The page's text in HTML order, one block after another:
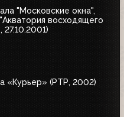
"Московские окна",
восходящего
«Курьер» (РТР, 2002)